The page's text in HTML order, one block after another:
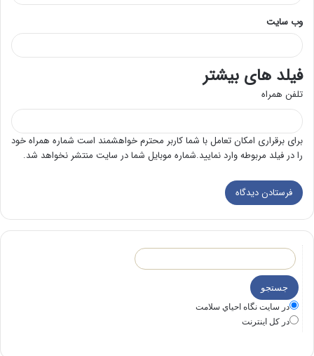
وب‌ سایت
فیلد های بیشتر
تلفن همراه
برای برقراری امکان تعامل با شما کاربر محترم خواهشمند است شماره همراه خود
را در فیلد مربوطه وارد نمایید.شماره موبایل شما در سایت منتشر نخواهد شد.
در سايت نگاه احياي سلامت
در كل اينترنت